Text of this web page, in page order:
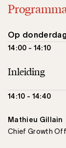
Programma
Op
14:00 - 14:10
Inleiding
14:10 - 14:40
Mathieu Gillain
Chief Growth